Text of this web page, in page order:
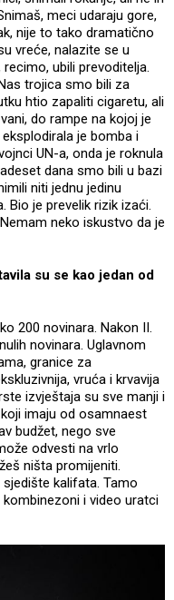
meci udaraju gore,
nije to tako dramatično
vreće, nalazite se u
ubili prevoditelja.
trojica smo bili za
htio zapaliti cigaretu, ali
do rampe na kojoj je
je bomba i
UN-a, onda je roknula
dana smo bili u bazi
niti jednu jedinu
Bio je prevelik rizik izaći.
neko iskustvo da je
su se kao jedan od
200 novinara. Nakon II.
novinara. Uglavnom
granice za
vruća i krvavija
izvještaja su sve manji i
imaju od osamnaest
budžet, nego sve
odvesti na vrlo
ništa promijeniti.
kalifata. Tamo
i video uratci